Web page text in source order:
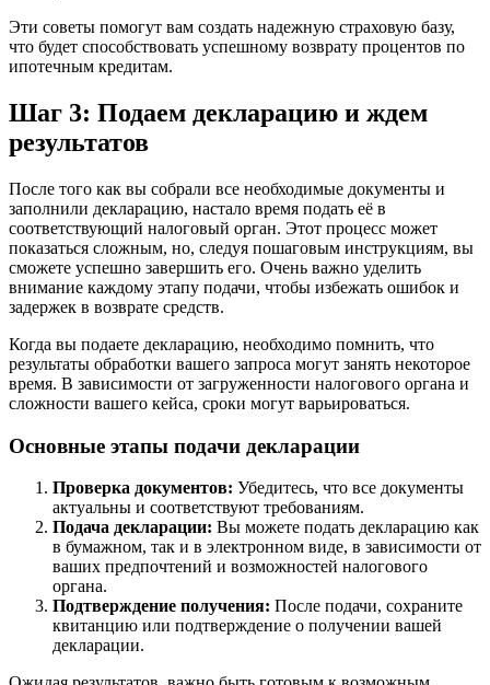
Эти советы помогут вам создать надежную страховую базу,
что будет способствовать успешному возврату процентов по
ипотечным кредитам.
Шаг 3: Подаем декларацию и ждем
результатов
После того как вы собрали все необходимые документы и
заполнили декларацию, настало время подать её в
соответствующий налоговый орган. Этот процесс может
показаться сложным, но, следуя пошаговым инструкциям, вы
сможете успешно завершить его. Очень важно уделить
внимание каждому этапу подачи, чтобы избежать ошибок и
задержек в возврате средств.
Когда вы подаете декларацию, необходимо помнить, что
результаты обработки вашего запроса могут занять некоторое
время. В зависимости от загруженности налогового органа и
сложности вашего кейса, сроки могут варьироваться.
Основные этапы подачи декларации
Проверка документов: Убедитесь, что все документы
актуальны и соответствуют требованиям.
Подача декларации: Вы можете подать декларацию как
в бумажном, так и в электронном виде, в зависимости от
ваших предпочтений и возможностей налогового
органа.
Подтверждение получения: После подачи, сохраните
квитанцию или подтверждение о получении вашей
декларации.